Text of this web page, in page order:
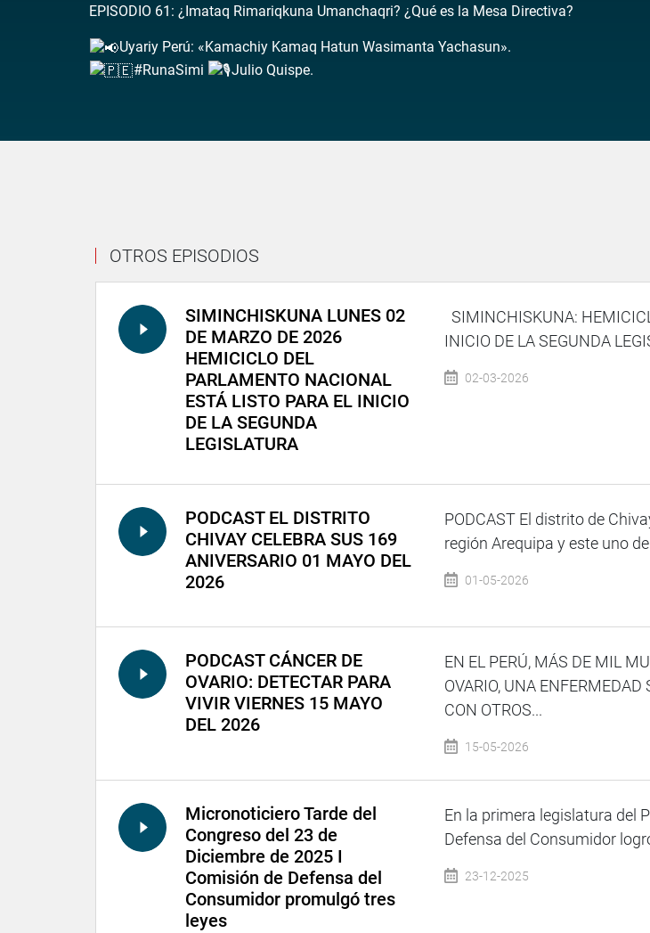
EPISODIO 61: ¿Imataq Rimariqkuna Umanchaqri? ¿Qué es la Mesa Directiva?
Uyariy Perú: «Kamachiy Kamaq Hatun Wasimanta Yachasun».
#RunaSimi
Julio Quispe.
OTROS EPISODIOS
SIMINCHISKUNA LUNES 02
DE MARZO DE 2026
HEMICICLO DEL
PARLAMENTO NACIONAL
ESTÁ LISTO PARA EL INICIO
DE LA SEGUNDA
LEGISLATURA
SIMINCHISKUNA:
INICIO DE LA SEGUNDA
02-03-2026
PODCAST EL DISTRITO
CHIVAY CELEBRA SUS 169
ANIVERSARIO 01 MAYO DEL
2026
PODCAST El distrito de
región Arequipa y este uno
01-05-2026
PODCAST CÁNCER DE
OVARIO: DETECTAR PARA
VIVIR VIERNES 15 MAYO
DEL 2026
EN EL PERÚ, MÁS DE MIL
OVARIO, UNA
CON OTROS...
15-05-2026
Micronoticiero Tarde del
Congreso del 23 de
Diciembre de 2025 I
Comisión de Defensa del
Consumidor promulgó tres
leyes
En la primera legislatura del
Defensa del Consumidor
23-12-2025